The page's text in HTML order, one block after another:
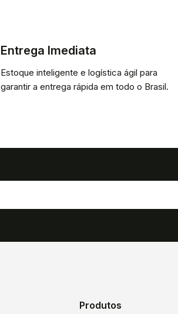
Entrega Imediata
Estoque inteligente e logística ágil para
garantir a entrega rápida em todo o Brasil.
Produtos